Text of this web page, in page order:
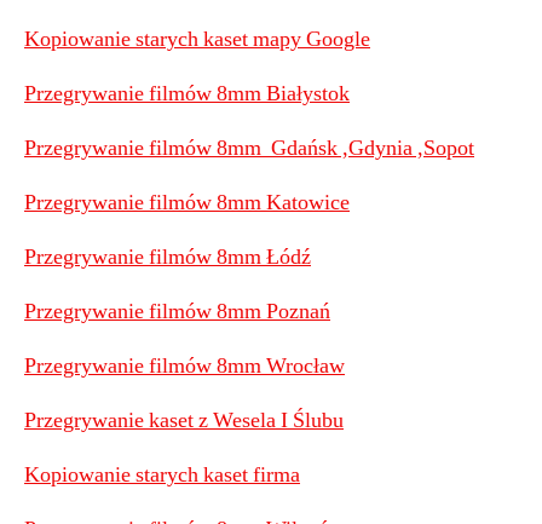
Kopiowanie starych kaset mapy Google
Przegrywanie filmów 8mm Białystok
Przegrywanie filmów 8mm Gdańsk ,Gdynia ,Sopot
Przegrywanie filmów 8mm Katowice
Przegrywanie filmów 8mm Łódź
Przegrywanie filmów 8mm Poznań
Przegrywanie filmów 8mm Wrocław
Przegrywanie kaset z Wesela I Ślubu
Kopiowanie starych kaset firma